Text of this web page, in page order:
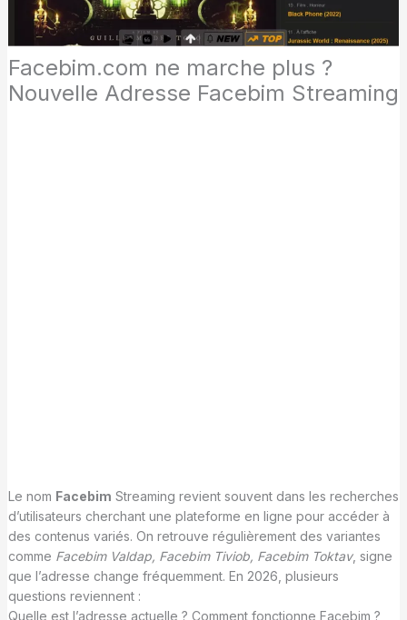
Facebim.com ne marche plus ?
Nouvelle Adresse Facebim Streaming
Le nom Facebim Streaming revient souvent dans les recherches
d’utilisateurs cherchant une plateforme en ligne pour accéder à
des contenus variés. On retrouve régulièrement des variantes
comme Facebim Valdap, Facebim Tiviob, Facebim Toktav, signe
que l’adresse change fréquemment. En 2026, plusieurs
questions reviennent :
Quelle est l’adresse actuelle ? Comment fonctionne Facebim ?